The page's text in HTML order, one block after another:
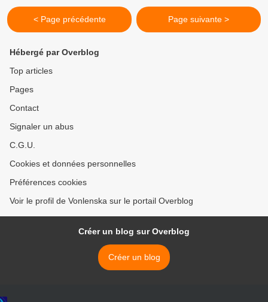
< Page précédente Page suivante >
Hébergé par Overblog
Top articles
Pages
Contact
Signaler un abus
C.G.U.
Cookies et données personnelles
Préférences cookies
Voir le profil de Vonlenska sur le portail Overblog
Créer un blog sur Overblog
Créer un blog